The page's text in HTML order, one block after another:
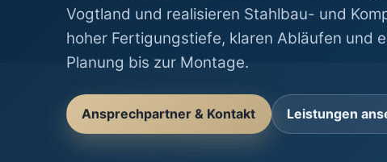
Vogtland und realisieren Stahlbau- und
hoher Fertigungstiefe, klaren Abläufen und
Planung bis zur Montage.
Ansprechpartner & Kontakt Leistungen